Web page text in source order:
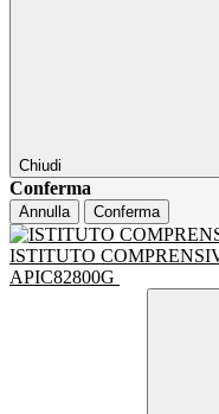
Chiudi
Conferma
Annulla Conferma
ISTITUTO
APIC82800G